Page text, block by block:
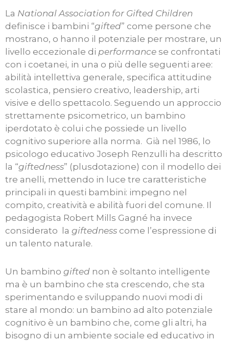
La National Association for Gifted Children
definisce i bambini “gifted” come persone che
mostrano, o hanno il potenziale per mostrare, un
livello eccezionale di performance se confrontati
con i coetanei, in una o più delle seguenti aree:
abilità intellettiva generale, specifica attitudine
scolastica, pensiero creativo, leadership, arti
visive e dello spettacolo. Seguendo un approccio
strettamente psicometrico, un bambino
iperdotato è colui che possiede un livello
cognitivo superiore alla norma. Già nel 1986, lo
psicologo educativo Joseph Renzulli ha descritto
la “giftedness” (plusdotazione) con il modello dei
tre anelli, mettendo in luce tre caratteristiche
principali in questi bambini: impegno nel
compito, creatività e abilità fuori del comune. Il
pedagogista Robert Mills Gagné ha invece
considerato la giftedness come l’espressione di
un talento naturale.
Un bambino gifted non è soltanto intelligente
ma è un bambino che sta crescendo, che sta
sperimentando e sviluppando nuovi modi di
stare al mondo: un bambino ad alto potenziale
cognitivo è un bambino che, come gli altri, ha
bisogno di un ambiente sociale ed educativo in